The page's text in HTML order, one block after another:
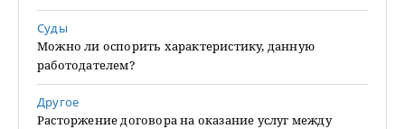
Суды
Можно ли оспорить характеристику, данную
работодателем?
Другое
Расторжение договора на оказание услуг между